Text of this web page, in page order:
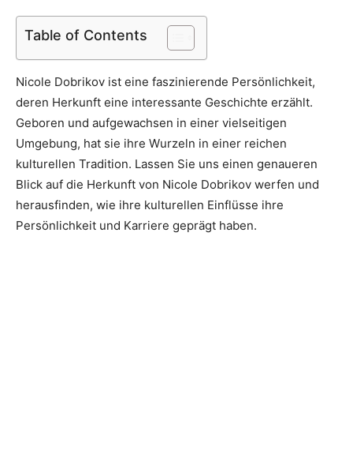
Table of Contents
Nicole Dobrikov ist eine faszinierende Persönlichkeit,
deren Herkunft eine interessante Geschichte erzählt.
Geboren und aufgewachsen in einer vielseitigen
Umgebung, hat sie ihre Wurzeln in einer reichen
kulturellen Tradition. Lassen Sie uns einen genaueren
Blick auf die Herkunft von Nicole Dobrikov werfen und
herausfinden, wie ihre kulturellen Einflüsse ihre
Persönlichkeit und Karriere geprägt haben.